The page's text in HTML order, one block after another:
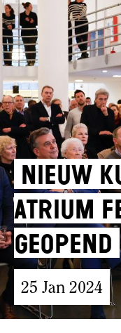
Nieuw
Atrium
geopend
25 Jan 2024